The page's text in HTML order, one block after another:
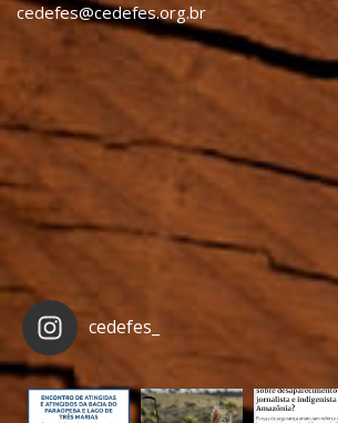
cedefes@cedefes.org.br
cedefes_